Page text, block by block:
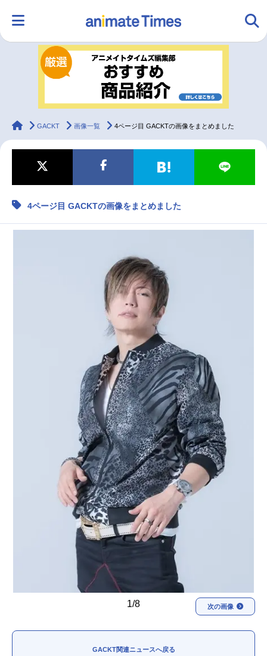
ランキング アニメ
ラジオ みんなの声
マンガ・ラノベ ゲーム・アプリ 音楽 コスプレ
配信・Vtuber トレンド
声優記事一覧
実写化映画一覧
夏アニメ
冬アニメ
男性声優/女性声優一覧
FOLLOW US
animateTimes
GACKT 画像一覧 4ページ目 GACKTの画像をまとめました
4ページ目 GACKTの画像をまとめました
1/8 次の画像
GACKT関連ニュースへ戻る